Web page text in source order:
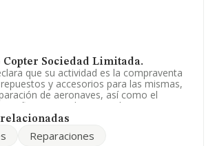
Copter Sociedad Limitada.
que su actividad es la compraventa
y accesorios para las mismas,
de aeronaves, así como el
financiero) de estas. el transporte en
con fines turisti. La sociedad
de referencia CNAE corresponde
Reparaciones